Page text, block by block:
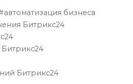
автоматизация бизнеса
Битрикс24
Битрикс24